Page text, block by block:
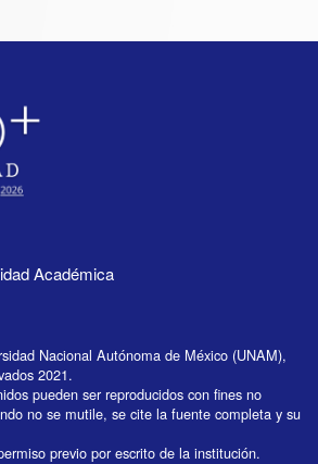
Académica
Nacional Autónoma de México (UNAM),
2021.
pueden ser reproducidos con fines no
no se mutile, se cite la fuente completa y su
previo por escrito de la institución.